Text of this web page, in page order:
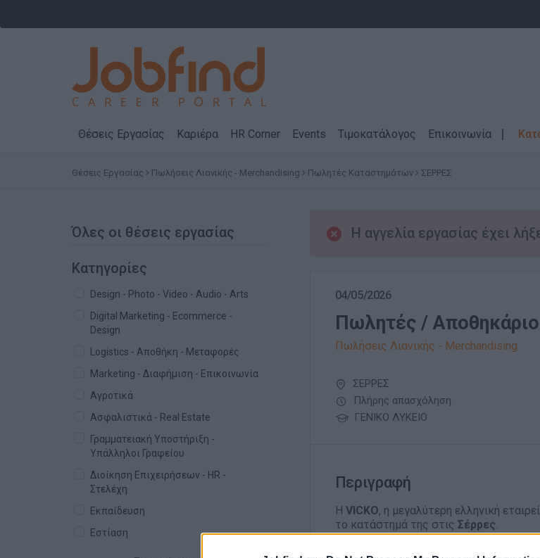
Θέσεις Εργασίας Καριέρα HR Corner Events Τιμοκατάλογος Επικοινωνία
Θέσεις Εργασίας Πωλήσεις Λιανικής - Merchandising Πωλητές Καταστημάτων ΣΕΡΡΕΣ
Όλες οι θέσεις εργασίας
Κατηγορίες
Design - Photo - Video - Audio - Arts
Digital Marketing - Ecommerce -
Design
Logistics - Αποθήκη - Μεταφορές
Marketing - Διαφήμιση - Επικοινωνία
Αγροτικά
Ασφαλιστικά - Real Estate
Γραμματειακή Υποστήριξη -
Υπάλληλοι Γραφείου
Διοίκηση Επιχειρήσεων - HR -
Στελέχη
Εκπαίδευση
Εστίαση
Η αγγελία εργασίας έχει
04/05/2026
Πωλητές /
Πωλήσεις Λιανικής - Merchandising
ΣΕΡΡΕΣ
Πλήρης απασχόληση
ΓΕΝΙΚΟ ΛΥΚΕΙΟ
Περιγραφή
Η VICKO, η μεγαλύτερη ελληνική
το κατάστημά της στις Σέρρες.
Αν έχεις εμπειρία ή ενδιαφέρον στη